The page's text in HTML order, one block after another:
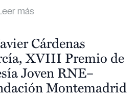
Cárdenas
XVIII Premio de
Joven RNE–
Montemadrid